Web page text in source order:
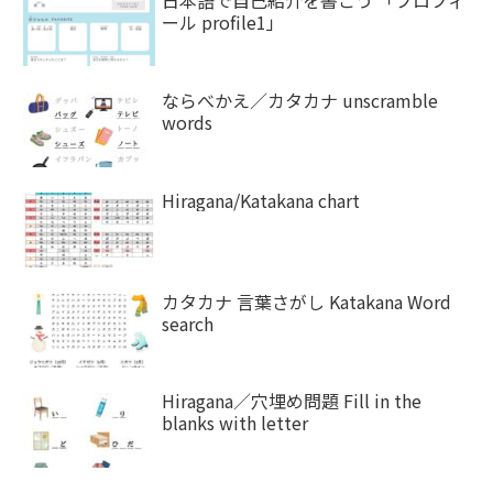
ール profile1」
ならべかえ／カタカナ unscramble
words
Hiragana/Katakana chart
カタカナ 言葉さがし Katakana Word
search
Hiragana／穴埋め問題 Fill in the
blanks with letter